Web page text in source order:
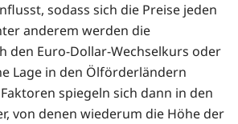
sodass sich die Preise jeden
anderem werden die
den Euro-Dollar-Wechselkurs oder
Lage in den Ölförderländern
spiegeln sich dann in den
von denen wiederum die Höhe der